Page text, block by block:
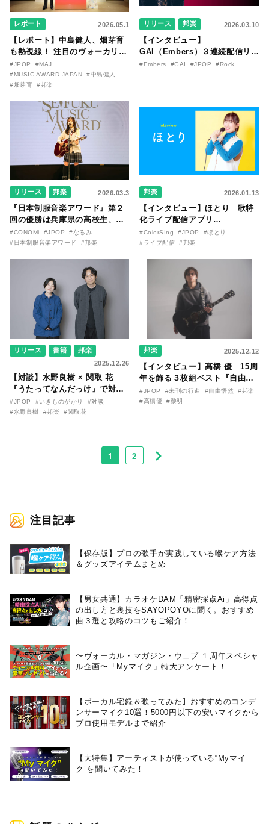
レポート 2026.05.1
【レポート】中島健人、畑芽育
も熱視線！ 注目のヴォーカリス
トも多数ノミネートされた
『MUSIC AWARDS JAPAN
2026』 授賞式で栄冠を射止める
#JPOP
#MAJ
#MUSIC AWARD JAPAN
#中島健人
#畑芽育
#邦楽
リリース 邦楽 2026.03.10
【インタビュー】
GAI（Embers）３連続配信リリ
ースと1stワンマンライブが開
#Embers #GAI #JPOP #Rock
リリース 邦楽 2026.03.3
『日本制服音楽アワード』第２
回の優勝は兵庫県の高校生、な
るみさんに決定！ 授賞式で初オ
リジナル曲「墓場は寝心地悪そ
える彼女の音楽未来図とは？
#CONOMi #JPOP
#なるみ
#日本制服音楽アワード
#邦楽
邦楽 2026.01.13
【インタビュー】ほとり 歌特
化ライブ配信アプリ
『ColorSing』にて、応援する
立場からトップライバーへ転身
グルマザーが登場！
#ColorSIng #JPOP
#ほとり
#ライブ配信
#邦楽
リリース 書籍
邦楽
2025.12.26
【対談】水野良樹 × 関取 花
『うたってなんだっけ』で対談
が実現。いきものがかかり「生
きて、燦々」と関取 花「わたし
#JPOP #いきものがかり
#対談
#水野良樹
#邦楽 #関取花
邦楽 2025.12.12
【インタビュー】高橋 優 15周
年を飾る３枚組ベスト『自由悟
然』がいよいよ発売。歌唱、歌
のテーマ、新曲についてなど、
#JPOP #未刊の行進 #自由悟然
#邦楽
#高橋優
#黎明
1 2
注目記事
【保存版】プロの歌手が実践している喉ケア⽅法
＆グッズアイテムまとめ
【男女共通】カラオケDAM「精密採点Ai」高得点
の出し方と裏技をSAYOPOYOに聞く。おすすめ
曲３選と攻略のコツもご紹介！
〜ヴォーカル・マガジン・ウェブ １周年スペシャ
ル企画〜「Myマイク」特大アンケート！
【ボーカル宅録＆歌ってみた】おすすめのコンデ
ンサーマイク10選！5000円以下の安いマイクから
プロ使用モデルまで紹介
【大特集】アーティストが使っている“Myマイ
ク”を聞いてみた！